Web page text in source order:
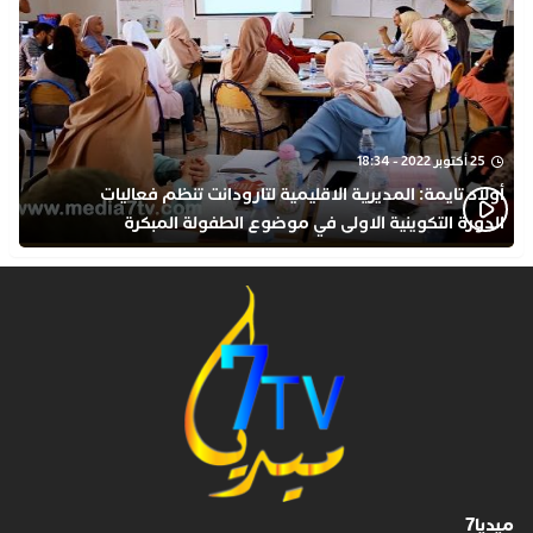
25 أكتوبر 2022 - 18:34
أولاد تايمة: المديرية الاقليمية لتارودانت تنظم فعاليات
الدورة التكوينية الاولى في موضوع الطفولة المبكرة
بمركز التكوين ثانوية الحسن الثاني التأهيلية
ميديا7